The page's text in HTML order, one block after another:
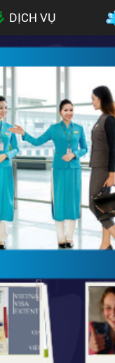
DỊCH VỤ